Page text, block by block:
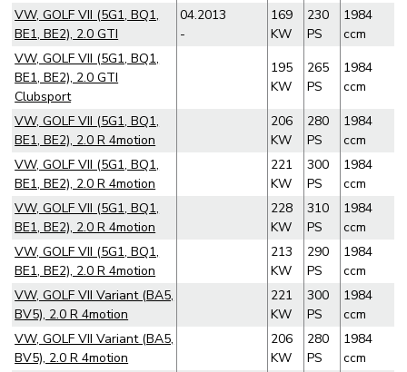
VW, GOLF VII (5G1, BQ1,
BE1, BE2), 2.0 GTI
04.2013
-
169
KW
230
PS
1984
ccm
VW, GOLF VII (5G1, BQ1,
BE1, BE2), 2.0 GTI
Clubsport
195
KW
265
PS
1984
ccm
VW, GOLF VII (5G1, BQ1,
BE1, BE2), 2.0 R 4motion
206
KW
280
PS
1984
ccm
VW, GOLF VII (5G1, BQ1,
BE1, BE2), 2.0 R 4motion
221
KW
300
PS
1984
ccm
VW, GOLF VII (5G1, BQ1,
BE1, BE2), 2.0 R 4motion
228
KW
310
PS
1984
ccm
VW, GOLF VII (5G1, BQ1,
BE1, BE2), 2.0 R 4motion
213
KW
290
PS
1984
ccm
VW, GOLF VII Variant (BA5,
BV5), 2.0 R 4motion
221
KW
300
PS
1984
ccm
VW, GOLF VII Variant (BA5,
BV5), 2.0 R 4motion
206
KW
280
PS
1984
ccm